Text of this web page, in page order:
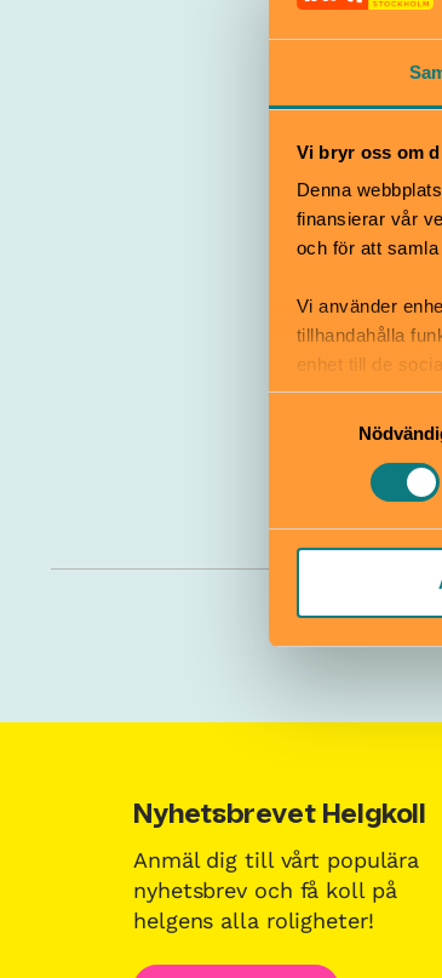
Vi bryr oss om
Denna
finansierar vår
och för att
Vi använder
tillhandahålla
enhet till de
informationen
Nyhetsbrevet Helgkoll
Anmäl dig till vårt populära
nyhetsbrev och få koll på
helgens alla roligheter!